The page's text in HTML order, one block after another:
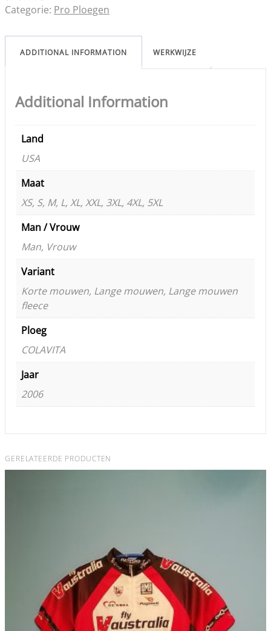
Categorie: Pro Ploegen
ADDITIONAL INFORMATION WERKWIJZE
Additional Information
Land
USA
Maat
XS, S, M, L, XL, XXL, 3XL, 4XL, 5XL
Man / Vrouw
Man, Vrouw
Variant
Korte mouwen, Lange mouwen, Lange mouwen
fleece
Ploeg
COLAVITA
Jaar
2006
GERELATEERDE PRODUCTEN